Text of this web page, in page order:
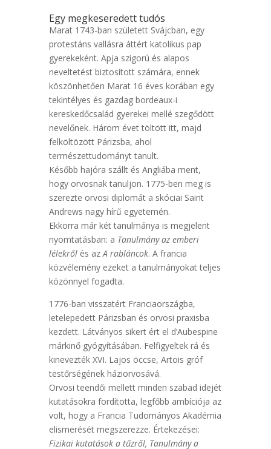
Egy megkeseredett tudós
Marat 1743-ban született Svájcban, egy
protestáns vallásra áttért katolikus pap
gyerekeként. Apja szigorú és alapos
neveltetést biztosított számára, ennek
köszönhetően Marat 16 éves korában egy
tekintélyes és gazdag bordeaux-i
kereskedőcsalád gyerekei mellé szegődött
nevelőnek. Három évet töltött itt, majd
felköltözött Párizsba, ahol
természettudományt tanult.
Később hajóra szállt és Angliába ment,
hogy orvosnak tanuljon. 1775-ben meg is
szerezte orvosi diplomát a skóciai Saint
Andrews nagy hírű egyetemén.
Ekkorra már két tanulmánya is megjelent
nyomtatásban: a Tanulmány az emberi
lélekrőlés azA rabláncok. A francia
közvélemény ezeket a tanulmányokat teljes
közönnyel fogadta.
1776-ban visszatért Franciaországba,
letelepedett Párizsban és orvosi praxisba
kezdett. Látványos sikert ért el d’Aubespine
márkinő gyógyításában. Felfigyeltek rá és
kinevezték XVI. Lajos öccse, Artois gróf
testőrségének háziorvosává.
Orvosi teendői mellett minden szabad idejét
kutatásokra fordította, legfőbb ambíciója az
volt, hogy a Francia Tudományos Akadémia
elismerését megszerezze. Értekezései:
Fizikai kutatások a tűzről, Tanulmány a